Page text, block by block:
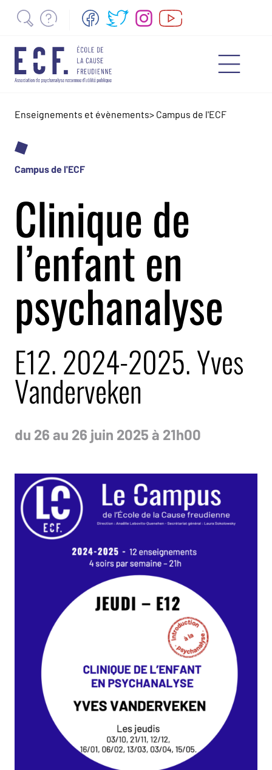
Enseignements et évènements> Campus de l'ECF
Campus de l'ECF
Clinique de
l’enfant en
psychanalyse
E12. 2024-2025. Yves
Vanderveken
du 26 au 26 juin 2025 à 21h00